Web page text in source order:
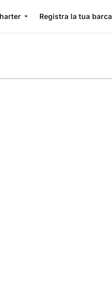
Registra la tua barca